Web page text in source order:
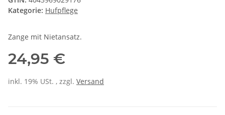
Kategorie: Hufpflege
Zange mit Nietansatz.
24,95 €
inkl. 19% USt. , zzgl. Versand